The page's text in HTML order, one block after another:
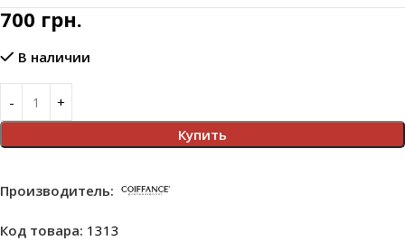
700 грн.
В наличии
Купить
Производитель:
Код товара: 1313